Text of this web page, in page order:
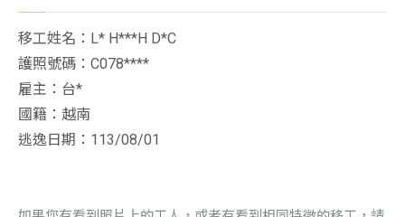
移工姓名：L* H***H D*C
護照號碼：C078****
雇主：台*
國籍：越南
逃逸日期：113/08/01